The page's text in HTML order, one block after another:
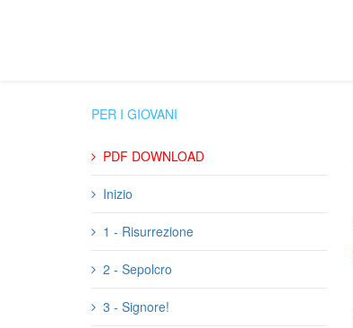
PER I GIOVANI
PDF DOWNLOAD
Inizio
1 - Risurrezione
2 - Sepolcro
3 - Signore!